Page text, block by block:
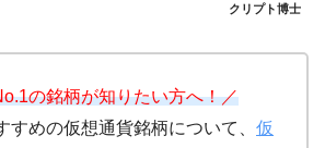
クリプト博士
の銘柄が知りたい方へ！／
すめの仮想通貨銘柄について、 仮